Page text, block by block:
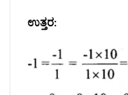
ಉತ್ತರ: